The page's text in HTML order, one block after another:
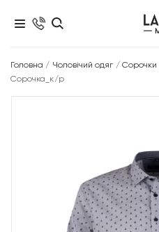
Головна / Чоловічий одяг / Сорочки
Сорочка_к/р